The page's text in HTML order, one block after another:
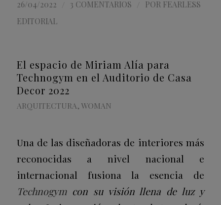
26/04/2022 3 COMENTARIOS POR FEARLESS
EDITORIAL
El espacio de Miriam Alía para
Technogym en el Auditorio de Casa
Decor 2022
ARQUITECTURA,WOMAN
Una de las diseñadoras de interiores más
reconocidas a nivel nacional e
internacional fusiona la esencia de
Technogym con su visión llena de luz y